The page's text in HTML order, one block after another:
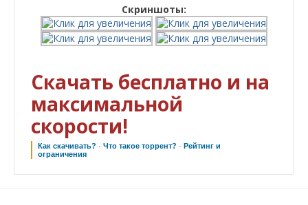
Скриншоты:
Скачать бесплатно и на
максимальной
скорости!
Как скачивать? ·Что такое торрент? ·Рейтинг и
ограничения